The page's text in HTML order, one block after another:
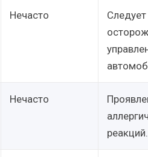
Нечасто
Нечасто
реакций.